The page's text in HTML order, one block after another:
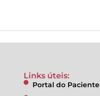
Links úteis:
Portal do Paciente